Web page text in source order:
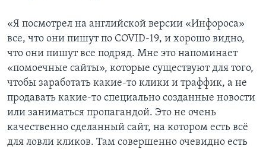
«Я посмотрел на английской версии «Инфороса»
все, что они пишут по COVID-19, и хорошо видно,
что они пишут все подряд. Мне это напоминает
«помоечные сайты», которые существуют для того,
чтобы заработать какие-то клики и траффик, а не
продавать какие-то специально созданные новости
или заниматься пропагандой. Это не очень
качественно сделанный сайт, на котором есть всё
для ловли кликов. Там совершенно очевидно есть